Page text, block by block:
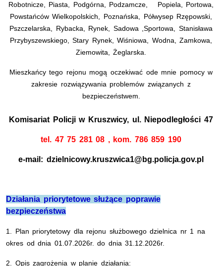
Robotnicze, Piasta, Podgórna, Podzamcze, Popiela, Portowa,
Powstańców Wielkopolskich, Poznańska, Półwysep Rzępowski,
Pszczelarska, Rybacka, Rynek, Sadowa ,Sportowa, Stanisława
Przybyszewskiego, Stary Rynek, Wiśniowa, Wodna, Zamkowa,
Ziemowita, Żeglarska.
Mieszkańcy tego rejonu mogą oczekiwać ode mnie pomocy w
zakresie rozwiązywania problemów związanych z
bezpieczeństwem.
Komisariat Policji w Kruszwicy, ul. Niepodległości 47
tel. 47 75 281 08 , kom. 786 859 190
e-mail: dzielnicowy.kruszwica1@bg.policja.gov.pl
Działania priorytetowe służące poprawie
bezpieczeństwa
1. Plan priorytetowy dla rejonu służbowego dzielnica nr 1 na
okres od dnia 01.07.2026r. do dnia 31.12.2026r.
2. Opis zagrożenia w planie działania: